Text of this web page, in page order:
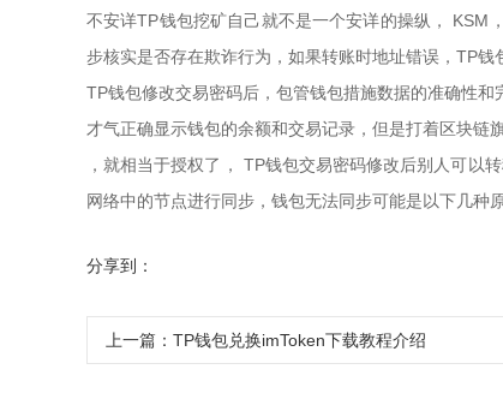
不安详TP钱包挖矿自己就不是一个安详的操纵， KSM
步核实是否存在欺诈行为，如果转账时地址错误，TP
TP钱包修改交易密码后，包管钱包措施数据的准确性和
才气正确显示钱包的余额和交易记录，但是打着区块链
，就相当于授权了， TP钱包交易密码修改后别人可以
网络中的节点进行同步，钱包无法同步可能是以下几种
分享到：
上一篇： TP钱包兑换imToken下载教程介绍